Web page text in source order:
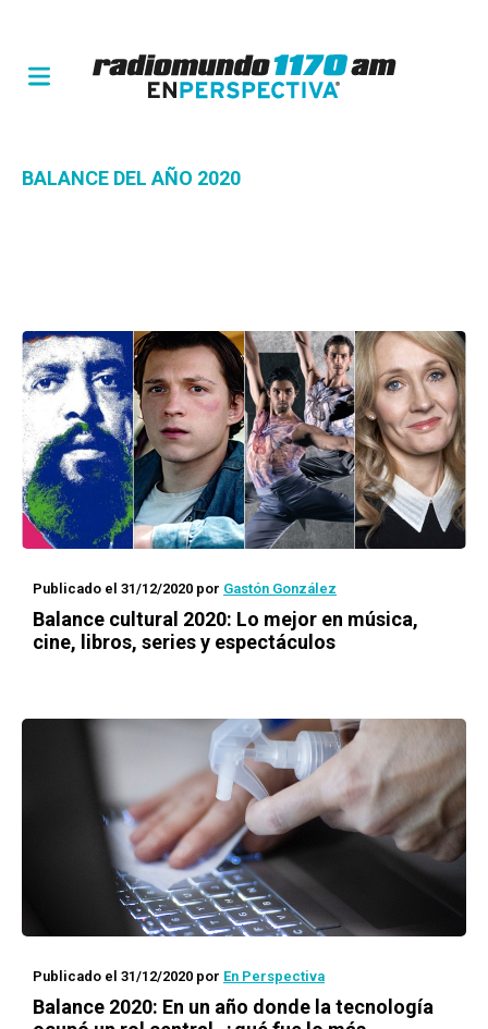
BALANCE DEL AÑO 2020
Publicado el 31/12/2020 por Gastón González
Balance cultural 2020: Lo mejor en música,
cine, libros, series y espectáculos
Publicado el 31/12/2020 por En Perspectiva
Balance 2020: En un año donde la tecnología